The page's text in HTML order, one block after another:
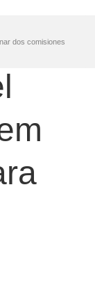
dos comisiones